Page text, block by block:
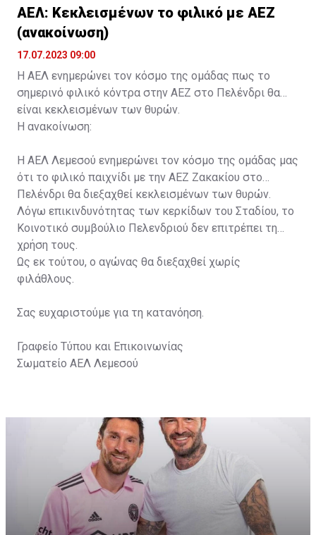
ΑΕΛ: Κεκλεισμένων το φιλικό με ΑΕΖ
(ανακοίνωση)
17.07.2023 09:00
Η ΑΕΛ ενημερώνει τον κόσμο της ομάδας πως το
σημερινό φιλικό κόντρα στην ΑΕΖ στο Πελένδρι θα
είναι κεκλεισμένων των θυρών.
Η ανακοίνωση:
Η ΑΕΛ Λεμεσού ενημερώνει τον κόσμο της ομάδας μας
ότι το φιλικό παιχνίδι με την ΑΕΖ Ζακακίου στο
Πελένδρι θα διεξαχθεί κεκλεισμένων των θυρών.
Λόγω επικινδυνότητας των κερκίδων του Σταδίου, το
Κοινοτικό συμβούλιο Πελενδριού δεν επιτρέπει τη
χρήση τους.
Ως εκ τούτου, ο αγώνας θα διεξαχθεί χωρίς
φιλάθλους.
Σας ευχαριστούμε για τη κατανόηση.
Γραφείο Τύπου και Επικοινωνίας
Σωματείο ΑΕΛ Λεμεσού